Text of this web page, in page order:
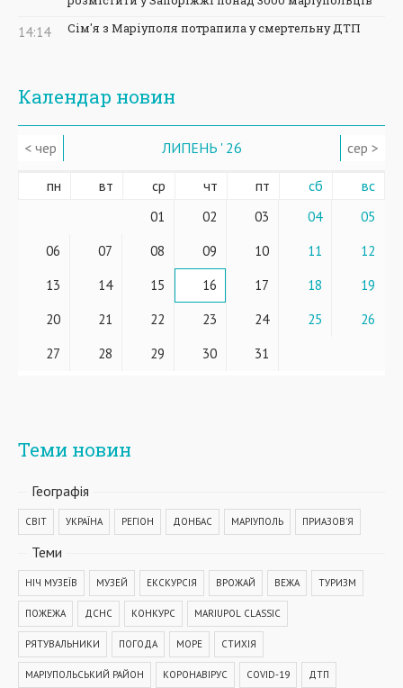
14:14 Сім'я з Маріуполя потрапила у смертельну ДТП
Календар новин
< чер ЛИПЕНЬ ' 26 сер >
пн вт ср чт пт сб вс
01 02 03 04
05
06
07 08 09 10 11
12
13
14 15 16 17 18
19
20
21 22 23 24 25
26
27
28 29 30 31
Теми новин
Географiя
СВІТ УКРАЇНА РЕГІОН ДОНБАС МАРІУПОЛЬ ПРИАЗОВ'Я
Теми
НІЧ МУЗЕЇВ МУЗЕЙ ЕКСКУРСІЯ ВРОЖАЙ ВЕЖА ТУРИЗМ
ПОЖЕЖА ДСНС КОНКУРС MARIUPOL CLASSIC
РЯТУВАЛЬНИКИ ПОГОДА МОРЕ СТИХІЯ
МАРІУПОЛЬСЬКИЙ РАЙОН КОРОНАВІРУС COVID-19 ДТП